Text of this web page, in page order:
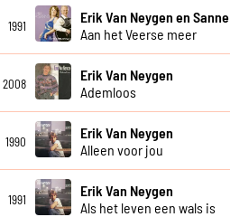
1991
Erik Van Neygen en Sanne
Aan het Veerse meer
2008
Erik Van Neygen
Ademloos
1990
Erik Van Neygen
Alleen voor jou
1991
Erik Van Neygen
Als het leven een wals is